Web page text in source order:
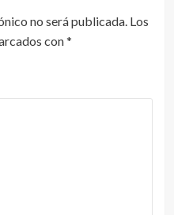
no será publicada. Los
con*